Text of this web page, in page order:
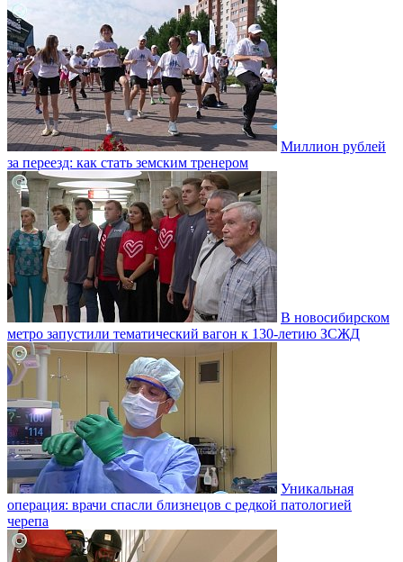
Миллион рублей
за переезд: как стать земским тренером
В новосибирском
метро запустили тематический вагон к 130-летию ЗСЖД
Уникальная
операция: врачи спасли близнецов с редкой патологией
черепа